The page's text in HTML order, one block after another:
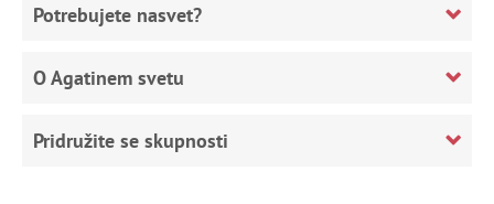
Potrebujete nasvet?
O Agatinem svetu
Pridružite se skupnosti